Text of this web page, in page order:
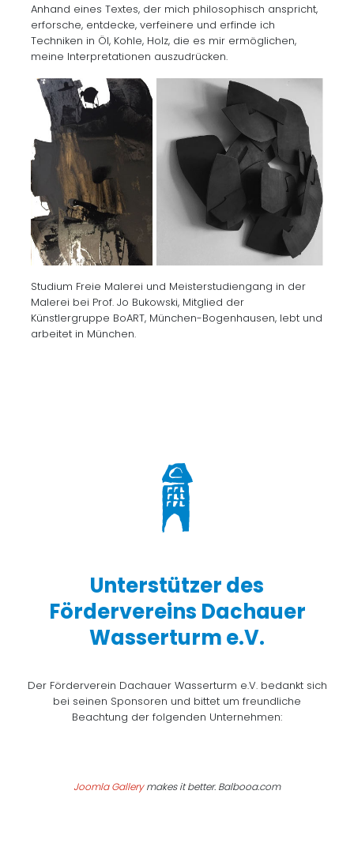
Anhand eines Textes, der mich philosophisch anspricht,
erforsche, entdecke, verfeinere und erfinde ich
Techniken in Öl, Kohle, Holz, die es mir ermöglichen,
meine Interpretationen auszudrücken.
Studium Freie Malerei und Meisterstudiengang in der
Malerei bei Prof. Jo Bukowski, Mitglied der
Künstlergruppe BoART, München-Bogenhausen, lebt und
arbeitet in München.
Unterstützer des
Fördervereins Dachauer
Wasserturm e.V.
Der Förderverein Dachauer Wasserturm e.V. bedankt sich
bei seinen Sponsoren und bittet um freundliche
Beachtung der folgenden Unternehmen:
Joomla Gallerymakes it better. Balbooa.com